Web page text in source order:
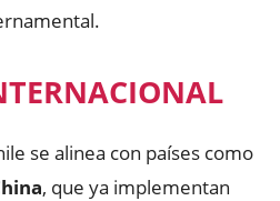
se alinea con países como
, que ya implementan